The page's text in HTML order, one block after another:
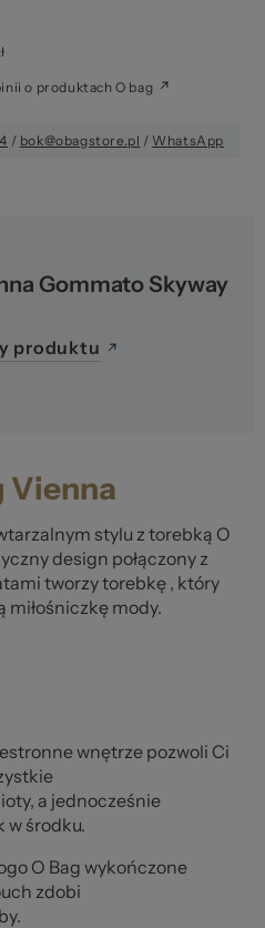
o produktach O bag
/ bok@obagstore.pl / WhatsApp
Vienna
stylu z torebką O
design połączony z
tworzy torebkę , który
miłośniczkę mody.
wnętrze pozwoli Ci
a jednocześnie
w środku.
O Bag wykończone
zdobi
Gommato Skyway
produktu